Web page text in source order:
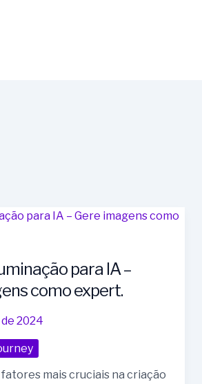
para IA –
como expert.
2024
fatores mais cruciais na criação